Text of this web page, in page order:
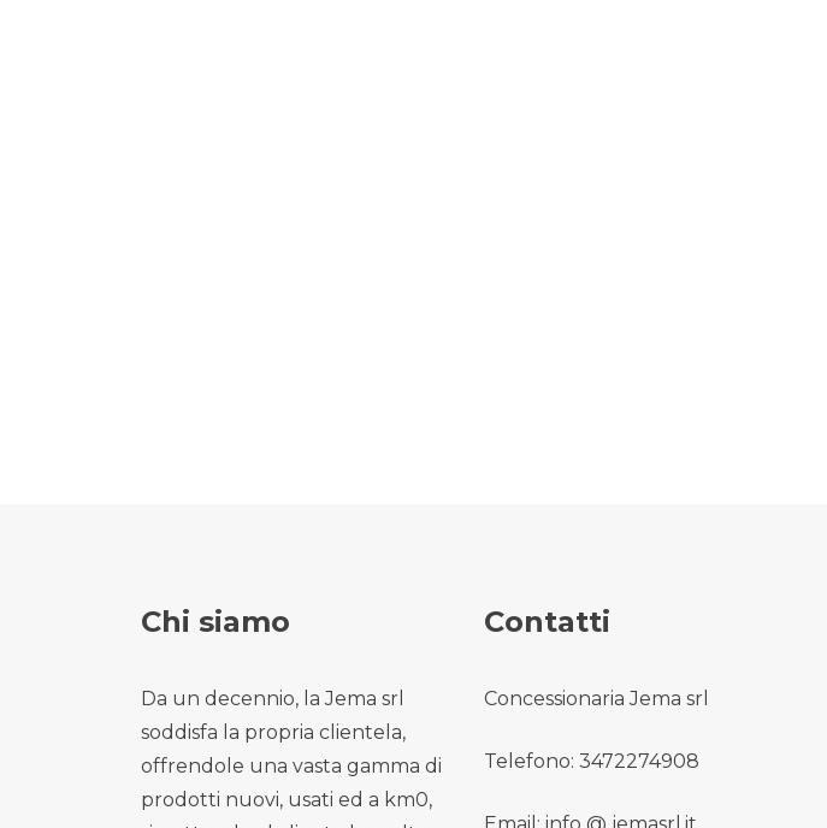
Chi siamo
Da un decennio, la Jema srl
soddisfa la propria clientela,
offrendole una vasta gamma di
prodotti nuovi, usati ed a km0,
Contatti
Concessionaria Jema srl
Telefono: 3472274908